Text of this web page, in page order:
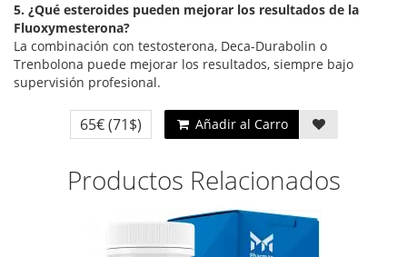
5. ¿Qué esteroides pueden mejorar los resultados de la
Fluoxymesterona?
La combinación con testosterona, Deca-Durabolin o
Trenbolona puede mejorar los resultados, siempre bajo
supervisión profesional.
65€(71$) Añadir al Carro
Productos Relacionados